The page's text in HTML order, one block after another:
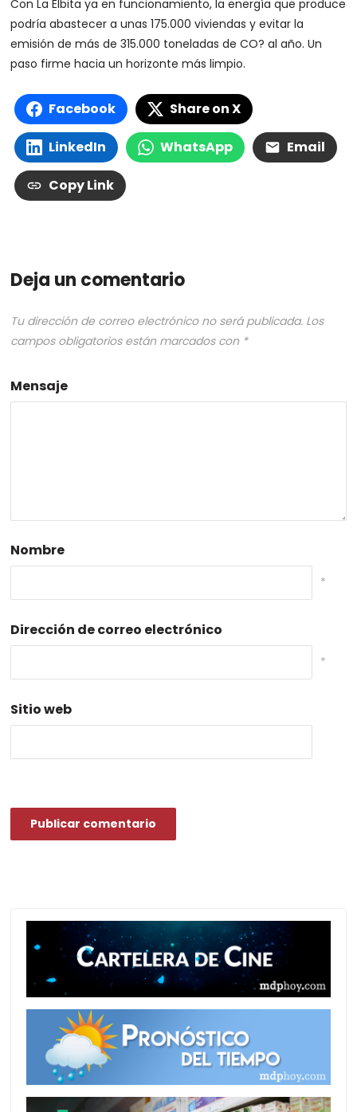
Con La Elbita ya en funcionamiento, la energía que produce
podría abastecer a unas 175.000 viviendas y evitar la
emisión de más de 315.000 toneladas de CO? al año. Un
paso firme hacia un horizonte más limpio.
Facebook Share on X
LinkedIn WhatsApp Email
Copy Link
Deja un comentario
Tu dirección de correo electrónico no será publicada. Los
campos obligatorios están marcados con *
Mensaje
Nombre
*
Dirección de correo electrónico
*
Sitio web